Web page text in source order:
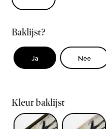
Baklijst?
Ja Nee
Kleur baklijst